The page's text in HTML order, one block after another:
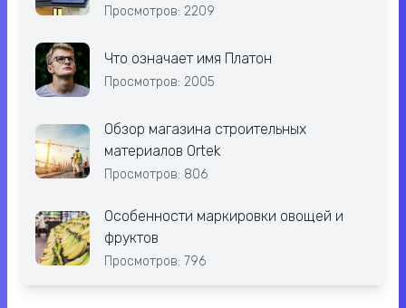
Просмотров: 2209
Что означает имя Платон
Просмотров: 2005
Обзор магазина строительных
материалов Ortek
Просмотров: 806
Особенности маркировки овощей и
фруктов
Просмотров: 796